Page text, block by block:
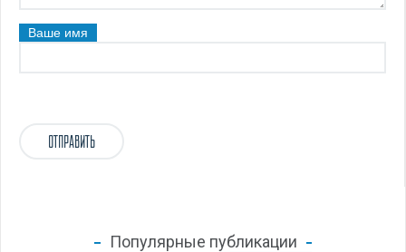
Ваше имя
Популярные публикации